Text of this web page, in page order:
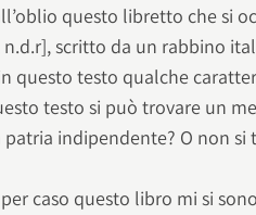
questo libretto che si
scritto da un rabbino
in questo testo qualche
testo si può trovare un
patria indipendente? O non
caso questo libro mi si